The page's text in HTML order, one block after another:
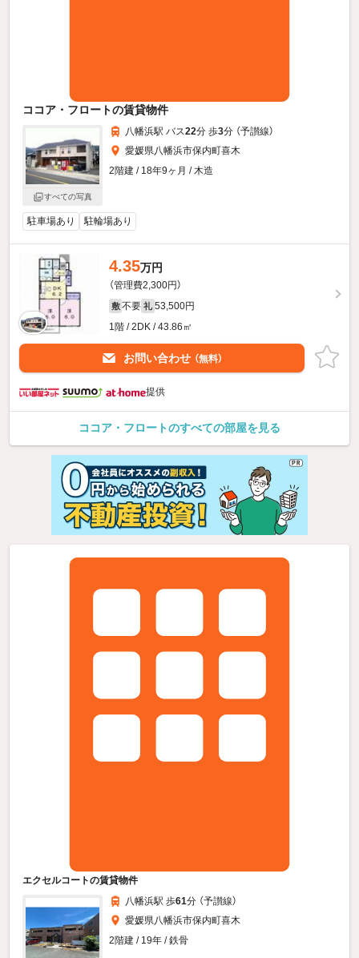
ココア・フロートの賃貸物件
すべての写真
八幡浜駅 バス22分 歩3分 （予讃線）
愛媛県八幡浜市保内町喜木
2階建 / 18年9ヶ月 / 木造
駐車場あり 駐輪場あり
4.35万円
（管理費2,300円）
敷 不要 礼 53,500円
1階 / 2DK / 43.86㎡
お問い合わせ （無料）
提供
ココア・フロートのすべての部屋を見る
エクセルコートの賃貸物件
八幡浜駅 歩61分 （予讃線）
愛媛県八幡浜市保内町喜木
2階建 / 19年 / 鉄骨